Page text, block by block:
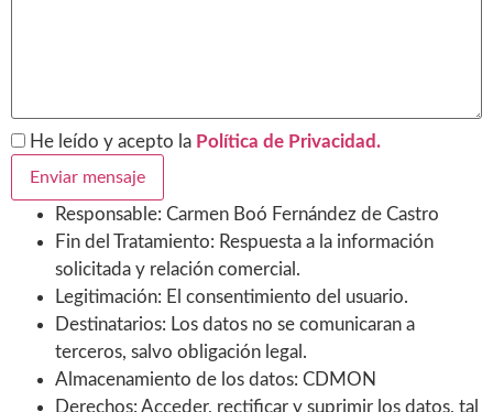
He leído y acepto la Política de Privacidad.
Responsable: Carmen Boó Fernández de Castro
Fin del Tratamiento: Respuesta a la información
solicitada y relación comercial.
Legitimación: El consentimiento del usuario.
Destinatarios: Los datos no se comunicaran a
terceros, salvo obligación legal.
Almacenamiento de los datos: CDMON
Derechos: Acceder, rectificar y suprimir los datos, tal